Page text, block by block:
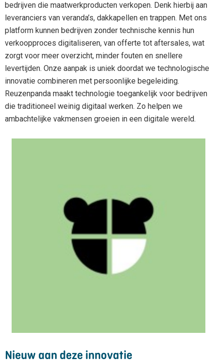
bedrijven die maatwerkproducten verkopen. Denk hierbij aan
leveranciers van veranda’s, dakkapellen en trappen. Met ons
platform kunnen bedrijven zonder technische kennis hun
verkoopproces digitaliseren, van offerte tot aftersales, wat
zorgt voor meer overzicht, minder fouten en snellere
levertijden. Onze aanpak is uniek doordat we technologische
innovatie combineren met persoonlijke begeleiding.
Reuzenpanda maakt technologie toegankelijk voor bedrijven
die traditioneel weinig digitaal werken. Zo helpen we
ambachtelijke vakmensen groeien in een digitale wereld.
Nieuw aan deze innovatie